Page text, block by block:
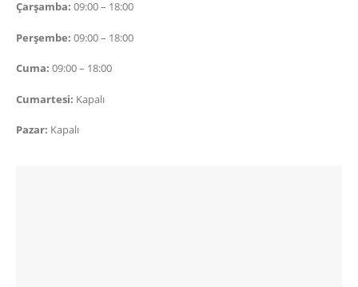
Çarşamba: 09:00 – 18:00
Perşembe: 09:00 – 18:00
Cuma: 09:00 – 18:00
Cumartesi: Kapalı
Pazar: Kapalı